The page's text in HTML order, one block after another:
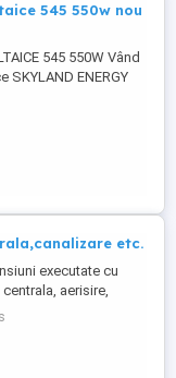
545 550w nou
545 550W Vând
ENERGY
stare nouă,
sunt ideale
off-grid sau
etc.
executate cu
aerisire,
fara praf, pana la
de 1 metru.
.